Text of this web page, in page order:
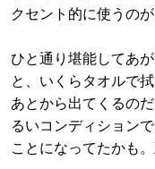
クセント的に使うの
ひと通り堪能してあ
と、いくらタオルで
あとから出てくるの
るいコンディション
ことになってたかも